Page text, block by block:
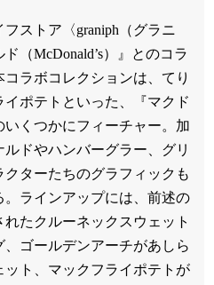
ストア〈graniph（グラニ
（McDonald’s）』とのコラ
ラボコレクションは、てり
ポテトといった、『マクド
くつかにフィーチャー。加
ドやハンバーグラー、グリ
ターたちのグラフィックも
ラインアップには、前述の
たクルーネックスウェット
ゴールデンアーチがあしら
ト、マックフライポテトが